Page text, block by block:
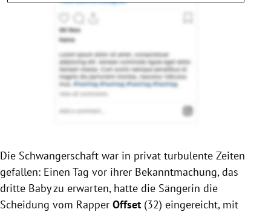
Die Schwangerschaft war in privat turbulente Zeiten
gefallen: Einen Tag vor ihrer Bekanntmachung, das
dritte Baby zu erwarten, hatte die Sängerin die
Scheidung vom Rapper Offset (32) eingereicht, mit